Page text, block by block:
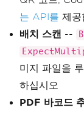
는 API를 제공
배치 스캔 --
미지 파일을
하십시오
PDF 바코드